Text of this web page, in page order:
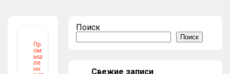
Пр
ом
ыш
ле
нн
Поиск
Поиск
Свежие записи